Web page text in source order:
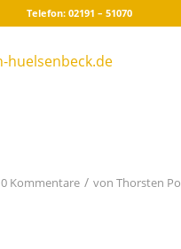
Telefon: 02191 – 51070
0 Kommentare / von Thorsten